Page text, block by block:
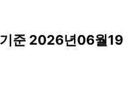
준 2026년06월19